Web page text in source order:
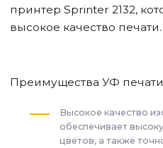
принтер Sprinter 2132,
высокое качество печати.
Преимущества УФ
Высокое качество
обеспечивает
цветов, а также